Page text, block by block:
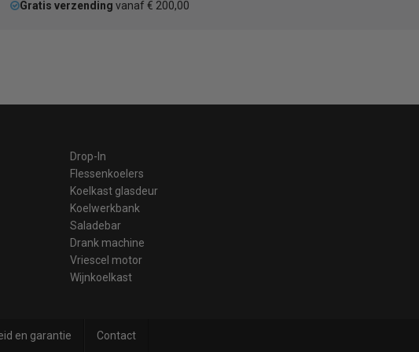
Gratis verzending vanaf € 200,00
Drop-In
Flessenkoelers
Koelkast glasdeur
Koelwerkbank
Saladebar
Drank machine
Vriescel motor
Wijnkoelkast
en garantie Contact